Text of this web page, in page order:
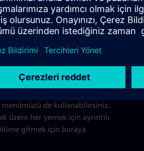
tanımlayan posterler
menümüzü de kullanabilirsiniz.
üzere her yemek için ayrıntılı
gitmek için buraya